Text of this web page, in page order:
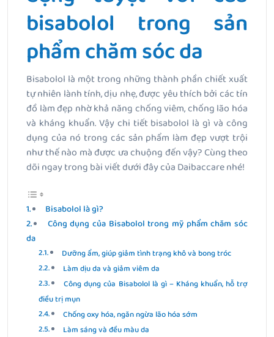
bisabolol trong sản
phẩm chăm sóc da
Bisabolol là một trong những thành phần chiết xuất
tự nhiên lành tính, dịu nhẹ, được yêu thích bởi các tín
đồ làm đẹp nhờ khả năng chống viêm, chống lão hóa
và kháng khuẩn. Vậy chi tiết bisabolol là gì và công
dụng của nó trong các sản phẩm làm đẹp vượt trội
như thế nào mà được ưa chuộng đến vậy? Cùng theo
dõi ngay trong bài viết dưới đây của Daibaccare nhé!
Bisabolol là gì?
Công dụng của Bisabolol trong mỹ phẩm chăm sóc
da
Dưỡng ẩm, giúp giảm tình trạng khô và bong tróc
Làm dịu da và giảm viêm da
Công dụng của Bisabolol là gì – Kháng khuẩn, hỗ trợ
điều trị mụn
Chống oxy hóa, ngăn ngừa lão hóa sớm
Làm sáng và đều màu da